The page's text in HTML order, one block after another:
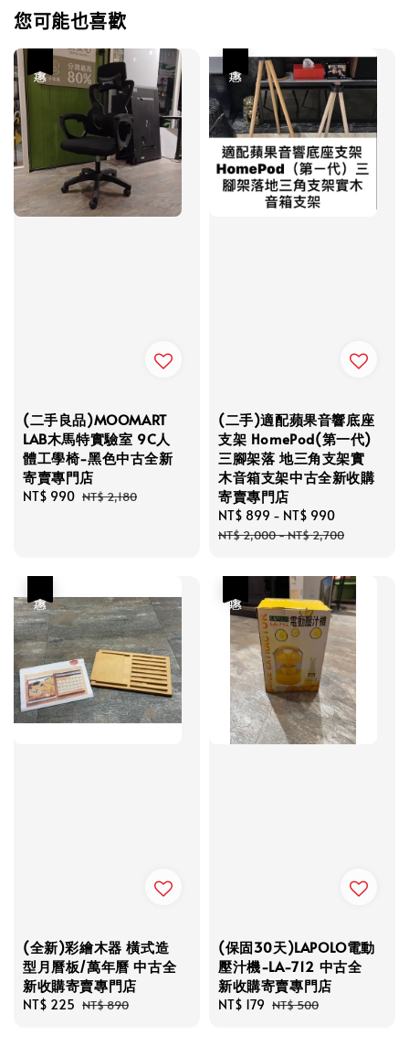
您可能也喜歡
(二手良品)MOOMART
LAB木馬特實驗室 9C人
體工學椅-黑色中古全新
寄賣專門店
Sale
NT$ 990 Regular
NT$ 2,180
(二手)適配蘋果音響底座
支架 HomePod(第一代)
三腳架落 地三角支架實
木音箱支架中古全新收購
寄賣專門店
Sale
price
NT$ 899 - NT$ 990
price
NT$ 2,000-NT$ 2,700
(全新)彩繪木器 橫式造
型月曆板/萬年曆 中古全
新收購寄賣專門店
Sale
NT$ 225 Regular
NT$ 890
(保固30天)LAPOLO電動
壓汁機-LA-712 中古全
新收購寄賣專門店
Sale
NT$ 179 Regular
NT$ 500